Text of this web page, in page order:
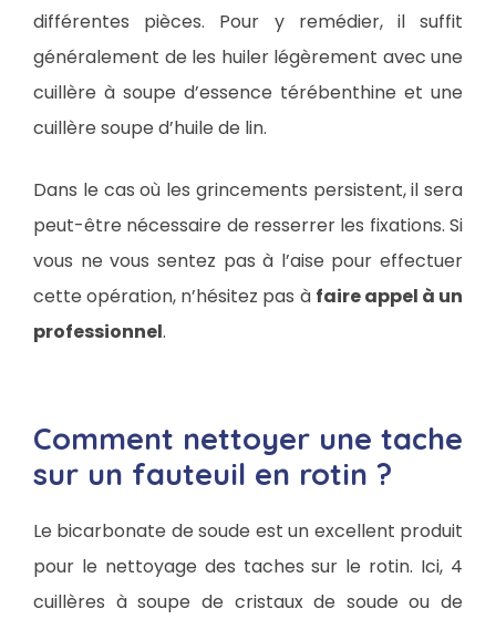
différentes pièces. Pour y remédier, il suffit
généralement de les huiler légèrement avec une
cuillère à soupe d’essence térébenthine et une
cuillère soupe d’huile de lin.
Dans le cas où les grincements persistent, il sera
peut-être nécessaire de resserrer les fixations. Si
vous ne vous sentez pas à l’aise pour effectuer
cette opération, n’hésitez pas à faire appel à un
professionnel.
Comment nettoyer une tache
sur un fauteuil en rotin ?
Le bicarbonate de soude est un excellent produit
pour le nettoyage des taches sur le rotin. Ici, 4
cuillères à soupe de cristaux de soude ou de